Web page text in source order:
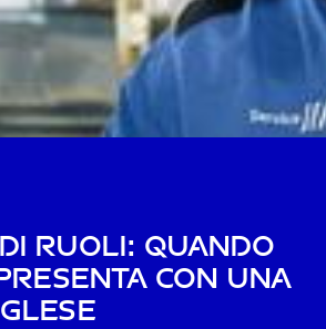
di ruoli: quando
presenta con una